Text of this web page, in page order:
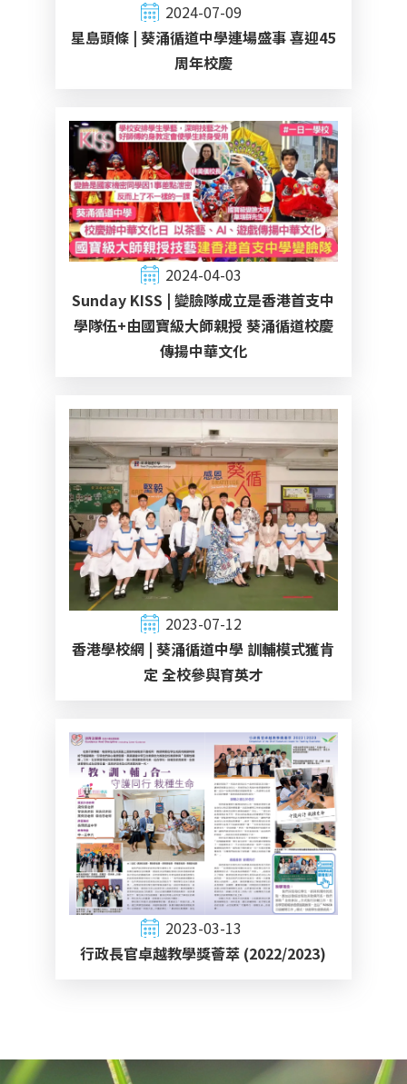
2024-07-09
星島頭條 | 葵涌循道中學連場盛事 喜迎45
周年校慶
2024-04-03
Sunday KISS | 變臉隊成立是香港首支中
學隊伍+由國寶級大師親授 葵涌循道校慶
傳揚中華文化
2023-07-12
香港學校網 | 葵涌循道中學 訓輔模式獲肯
定 全校參與育英才
2023-03-13
行政長官卓越教學獎薈萃 (2022/2023)